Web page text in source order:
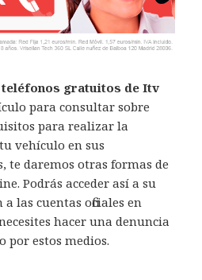
teléfonos gratuitos de Itv
para consultar sobre
para realizar la
vehículo en sus
te daremos otras formas de
Podrás acceder así a su
las cuentas oficiales en
hacer una denuncia
por estos medios.